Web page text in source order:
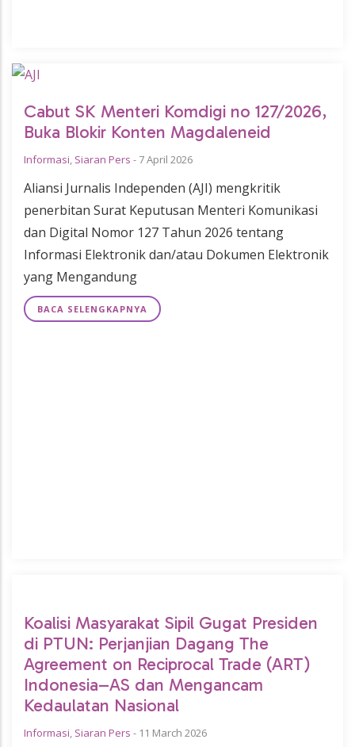
Cabut SK Menteri Komdigi no 127/2026,
Buka Blokir Konten Magdaleneid
Informasi, Siaran Pers - 7 April 2026
Aliansi Jurnalis Independen (AJI) mengkritik
penerbitan Surat Keputusan Menteri Komunikasi
dan Digital Nomor 127 Tahun 2026 tentang
Informasi Elektronik dan/atau Dokumen Elektronik
yang Mengandung
BACA SELENGKAPNYA
Koalisi Masyarakat Sipil Gugat Presiden
di PTUN: Perjanjian Dagang The
Agreement on Reciprocal Trade (ART)
Indonesia–AS dan Mengancam
Kedaulatan Nasional
Informasi, Siaran Pers - 11 March 2026